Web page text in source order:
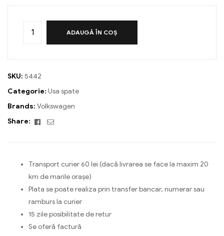
ADAUGĂ ÎN COȘ
SKU: 5442
Categorie: Usa spate
Brands: Volkswagen
Share:
Facebook
Email
Transport curier 60 lei (dacă livrarea se face la maxim 20
km de marile orașe)
Plata se poate realiza prin transfer bancar, numerar sau
ramburs la curier
15 zile posibilitate de retur
Se oferă factură